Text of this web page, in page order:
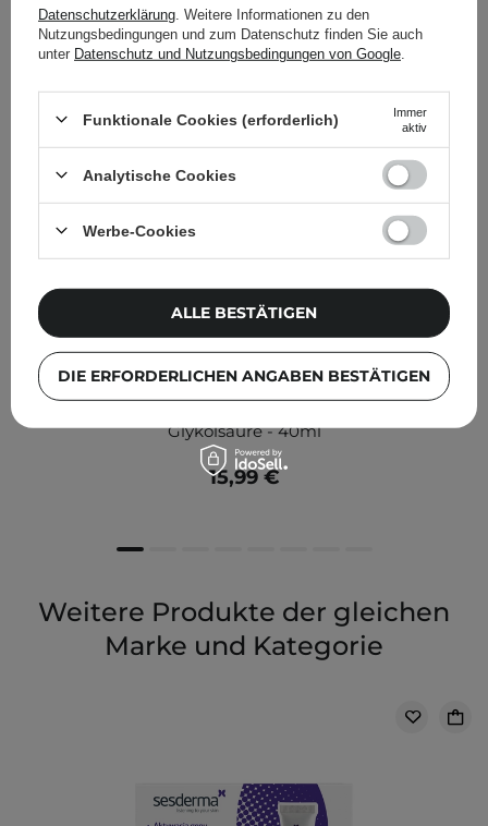
Bioderma - Sébium Night Peel - Peeling mit
Glykolsäure - 40ml
15,99 €
Weitere Produkte der gleichen
Marke und Kategorie
Datenschutzerklärung . Weitere Informationen zu den
Nutzungsbedingungen und zum Datenschutz finden Sie auch
unter Datenschutz und Nutzungsbedingungen von Google
Funktionale Cookies (erforderlich)
Immer
aktiv
Analytische Cookies
Werbe-Cookies
DIE ERFORDERLICHEN ANGABEN BESTÄTIGEN
ALLE BESTÄTIGEN